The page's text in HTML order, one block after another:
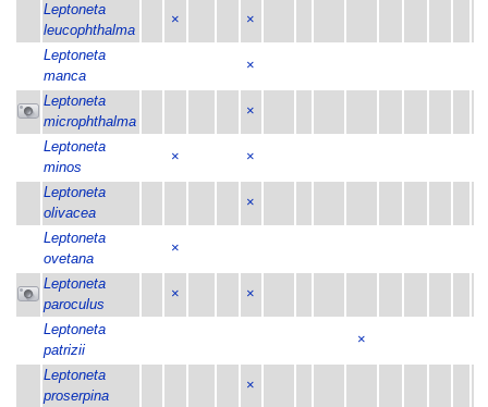
Leptoneta
leucophthalma
× ×
Leptoneta
manca
×
Leptoneta
microphthalma
×
Leptoneta
minos
× ×
Leptoneta
olivacea
×
Leptoneta
ovetana
×
Leptoneta
paroculus
× ×
Leptoneta
patrizii
×
Leptoneta
proserpina
×